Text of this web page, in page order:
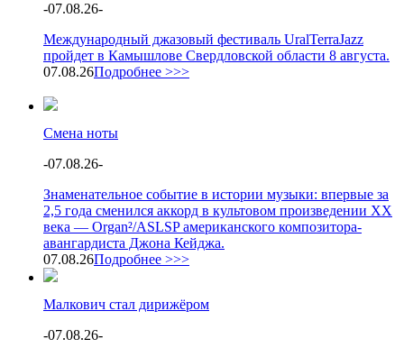
-07.08.26-
Международный джазовый фестиваль UralTerraJazz
пройдет в Камышлове Свердловской области 8 августа.
07.08.26Подробнее >>>
Смена ноты
-07.08.26-
Знаменательное событие в истории музыки: впервые за
2,5 года сменился аккорд в культовом произведении XX
века — Organ²/ASLSP американского композитора-
авангардиста Джона Кейджа.
07.08.26Подробнее >>>
Малкович стал дирижёром
-07.08.26-